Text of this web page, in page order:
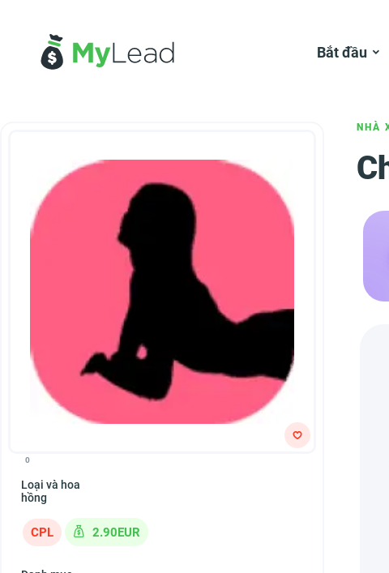
Bắt đầu
NHÀ
0
Loại và hoa
hồng
CPL 2.90EUR